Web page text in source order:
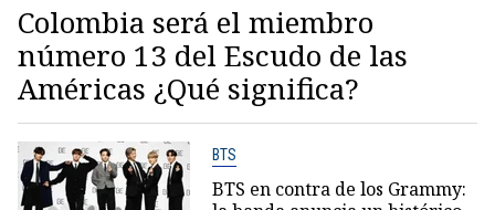
Colombia será el miembro
número 13 del Escudo de las
Américas ¿Qué significa?
BTS
BTS en contra de los Grammy: